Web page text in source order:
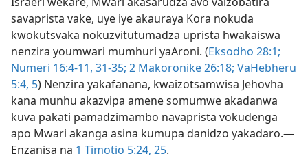
savaprista vake, uye iye akauraya Kora nokuda
kwokutsvaka nokuzvitutumadza uprista hwakaiswa
nenzira youmwari mumhuri yaAroni. (Eksodho 28:1;
Numeri 16:4-11, 31-35; 2 Makoronike 26:18; VaHebheru
5:4, 5) Nenzira yakafanana, kwaizotsamwisa Jehovha
kana munhu akazvipa amene somumwe akadanwa
kuva pakati pamadzimambo navaprista vokudenga
apo Mwari akanga asina kumupa danidzo yakadaro.—
Enzanisa na 1 Timotio 5:24, 25.